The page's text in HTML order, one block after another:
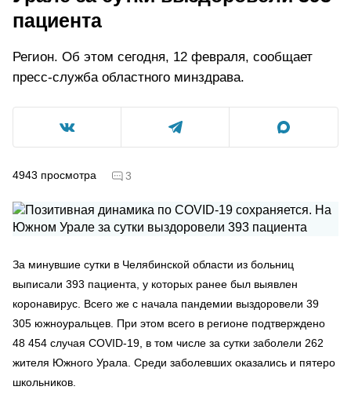
пациента
Регион. Об этом сегодня, 12 февраля, сообщает
пресс-служба областного минздрава.
4943 просмотра 3
За минувшие сутки в Челябинской области из больниц
выписали 393 пациента, у которых ранее был выявлен
коронавирус. Всего же с начала пандемии выздоровели 39
305 южноуральцев. При этом всего в регионе подтверждено
48 454 случая COVID-19, в том числе за сутки заболели 262
жителя Южного Урала. Среди заболевших оказались и пятеро
школьников.